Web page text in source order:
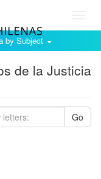
by Subject
de la Justicia
Go